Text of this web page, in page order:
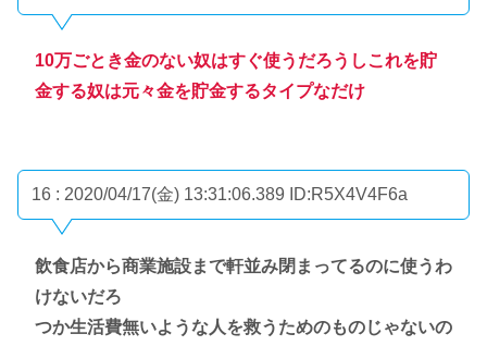
10万ごとき金のない奴はすぐ使うだろうしこれを貯
金する奴は元々金を貯金するタイプなだけ
16 : 2020/04/17(金) 13:31:06.389 ID:R5X4V4F6a
飲食店から商業施設まで軒並み閉まってるのに使うわ
けないだろ
つか生活費無いような人を救うためのものじゃないの